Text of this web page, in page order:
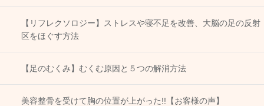
【リフレクソロジー】ストレスや寝不足を改善、大脳の足の反射
区をほぐす方法
【足のむくみ】むくむ原因と５つの解消方法
美容整骨を受けて胸の位置が上がった!!【お客様の声】